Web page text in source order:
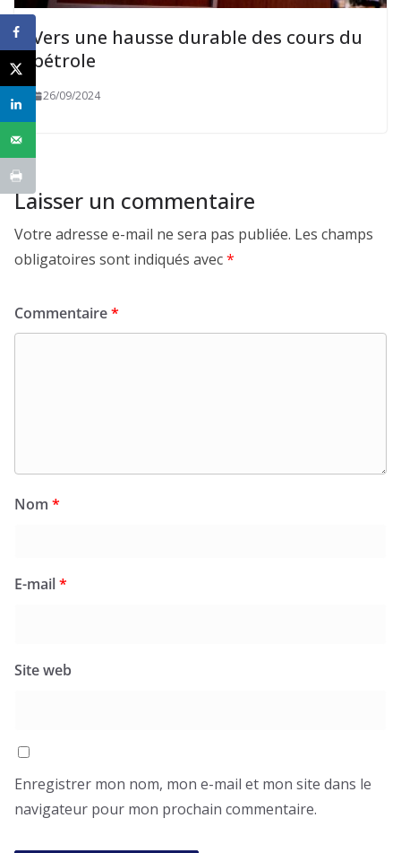
Vers une hausse durable des cours du
pétrole
26/09/2024
Laisser un commentaire
Votre adresse e-mail ne sera pas publiée. Les champs
obligatoires sont indiqués avec*
Commentaire*
Nom *
E-mail*
Site web
Enregistrer mon nom, mon e-mail et mon site dans le
navigateur pour mon prochain commentaire.